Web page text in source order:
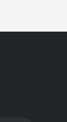
TMAVÝ REŽIM